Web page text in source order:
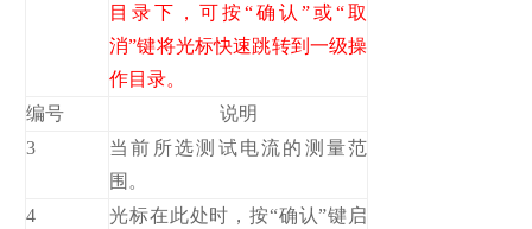
目录下，可按“确认”或“取
消”键将光标快速跳转到一级操
作目录。
编号
说明
3
当前所选测试电流的测量范
围。
4
光标在此处时，按“确认”键启